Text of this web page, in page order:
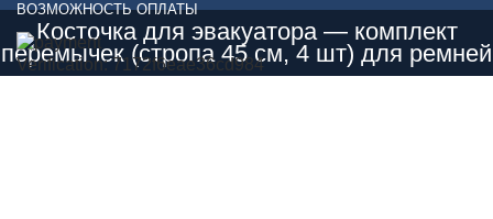
Косточка для эвакуатора — комплект
перемычек (стропа 45 см, 4 шт) для ремней
ВОЗМОЖНОСТЬ ОПЛАТЫ
Verification: 7172f6eae36cd984